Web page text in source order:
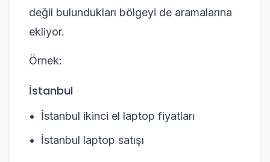
değil bulundukları bölgeyi de aramalarına
ekliyor.
Örnek:
İstanbul
İstanbul ikinci el laptop fiyatları
İstanbul laptop satışı